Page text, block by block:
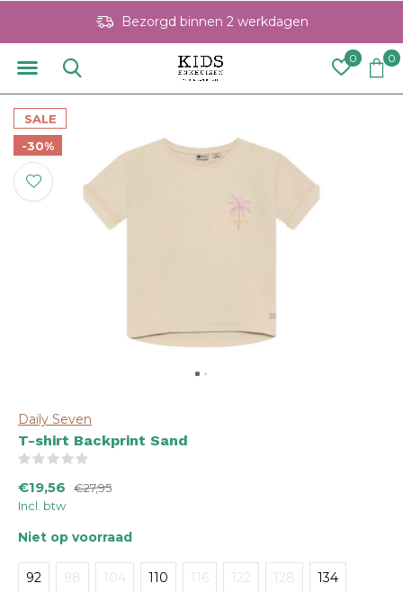
0 0
Bezorgd binnen 2 werkdagen
SALE
-30%
Daily Seven
T-shirt Backprint Sand
€19,56
€27,95
Incl. btw
Niet op voorraad
92 98 104 110 116 122 128 134